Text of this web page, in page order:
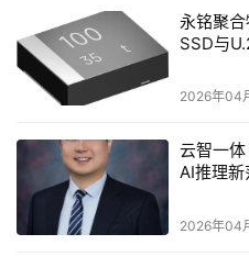
必备条件。例如，APC-
理软件，可以对机柜环境进
和制冷容量的产生。比如，
流大小的变化，并据此来调
果。用户还可对机房设施进
流、温度、湿度，控制空调
提升效率、节约能源的目的。
永铭聚
SSD与
2026年04
云智一
AI推理新
2026年04